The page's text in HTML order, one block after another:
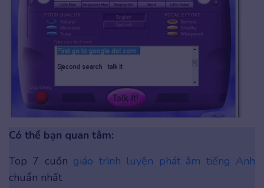
Có thể bạn quan tâm:
Top 7 cuốn giáo trình luyện phát âm tiếng Anh
chuẩn nhất